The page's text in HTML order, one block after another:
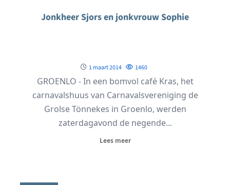
Jonkheer Sjors en jonkvrouw Sophie
1 maart 2014 1460
GROENLO - In een bomvol café Kras, het
carnavalshuus van Carnavalsvereniging de
Grolse Tönnekes in Groenlo, werden
zaterdagavond de negende...
Lees meer